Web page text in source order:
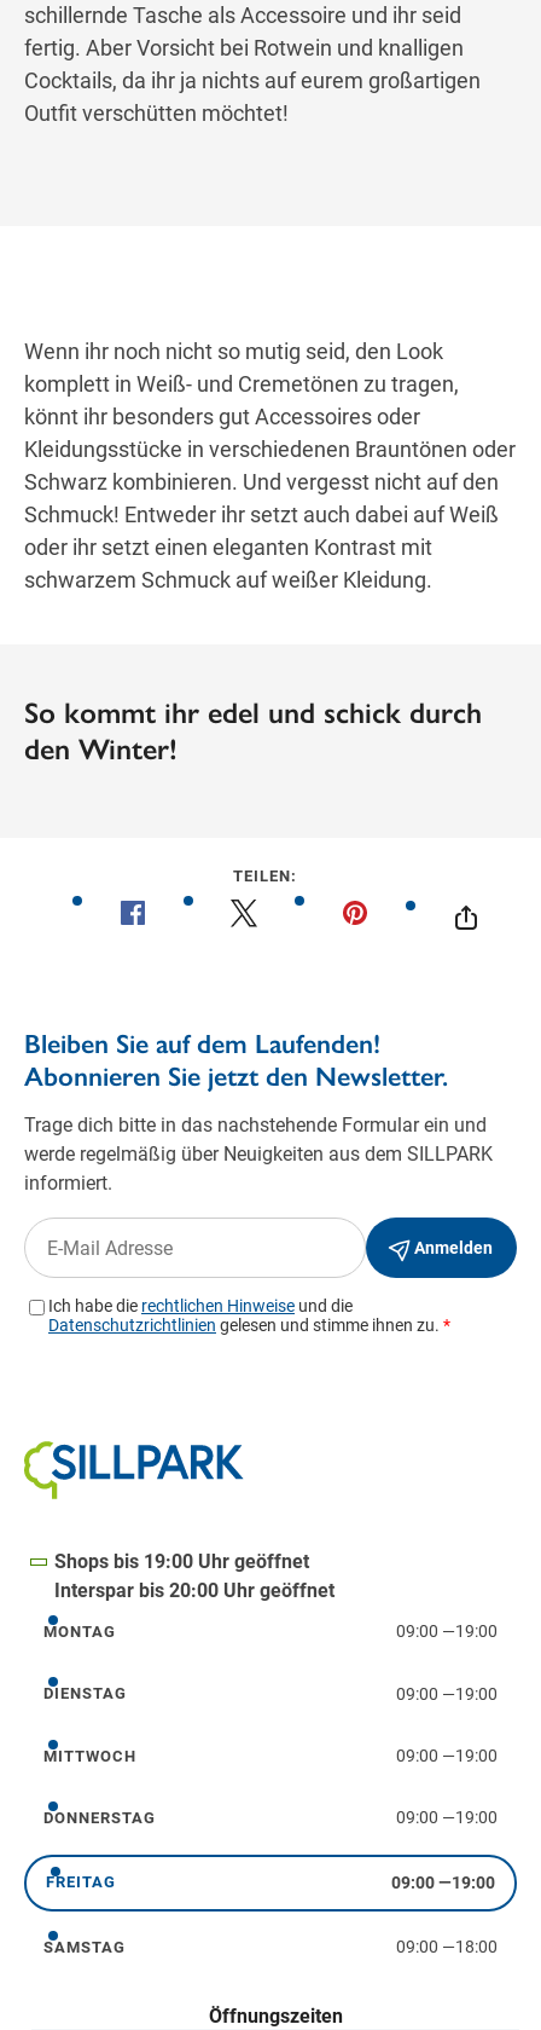
schillernde Tasche als Accessoire und ihr seid
fertig. Aber Vorsicht bei Rotwein und knalligen
Cocktails, da ihr ja nichts auf eurem großartigen
Outfit verschütten möchtet!
Wenn ihr noch nicht so mutig seid, den Look
komplett in Weiß- und Cremetönen zu tragen,
könnt ihr besonders gut Accessoires oder
Kleidungsstücke in verschiedenen Brauntönen oder
Schwarz kombinieren. Und vergesst nicht auf den
Schmuck! Entweder ihr setzt auch dabei auf Weiß
oder ihr setzt einen eleganten Kontrast mit
schwarzem Schmuck auf weißer Kleidung.
So kommt ihr edel und schick durch
den Winter!
TEILEN:
Shops bis 19:00 Uhr geöffnet
Interspar bis 20:00 Uhr geöffnet
Montag
MONTAG 09:00 —19:00
Dienstag
DIENSTAG 09:00 —19:00
Mittwoch
MITTWOCH 09:00 —19:00
Donnerstag
DONNERSTAG 09:00 —19:00
Freitag
FREITAG 09:00—19:00
Samstag
SAMSTAG 09:00 —18:00
Öffnungszeiten